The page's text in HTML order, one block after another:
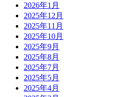
2026年1月
2025年12月
2025年11月
2025年10月
2025年9月
2025年8月
2025年7月
2025年5月
2025年4月